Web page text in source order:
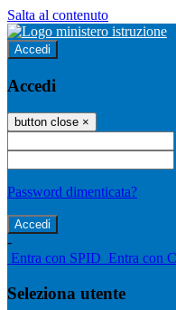
Salta al contenuto
Accedi
Accedi
button close ×
Password dimenticata?
-
Entra con SPID Entra con
Seleziona utente